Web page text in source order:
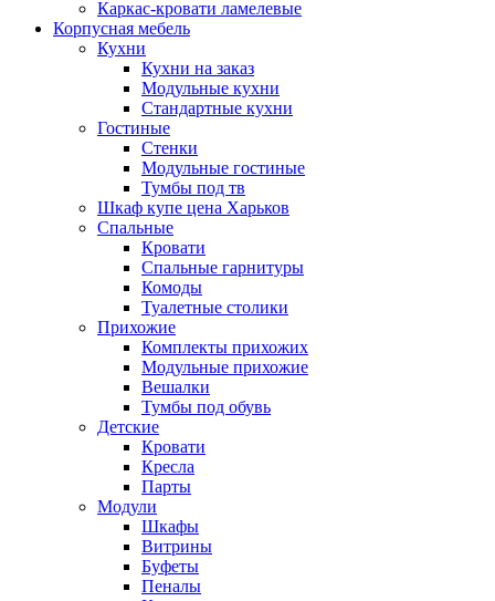
Каркас-кровати ламелевые
Корпусная мебель
Кухни
Кухни на заказ
Модульные кухни
Стандартные кухни
Гостиные
Стенки
Модульные гостиные
Тумбы под тв
Шкаф купе цена Харьков
Спальные
Кровати
Спальные гарнитуры
Комоды
Туалетные столики
Прихожие
Комплекты прихожих
Модульные прихожие
Вешалки
Тумбы под обувь
Детские
Кровати
Кресла
Парты
Модули
Шкафы
Витрины
Буфеты
Пеналы